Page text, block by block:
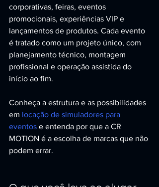
corporativas, feiras, eventos
promocionais, experiências VIP e
lançamentos de produtos. Cada evento
é tratado como um projeto único, com
planejamento técnico, montagem
profissional e operação assistida do
início ao fim.
Conheça a estrutura e as possibilidades
em locação de simuladores para
eventos e entenda por que a CR
MOTION é a escolha de marcas que não
podem errar.